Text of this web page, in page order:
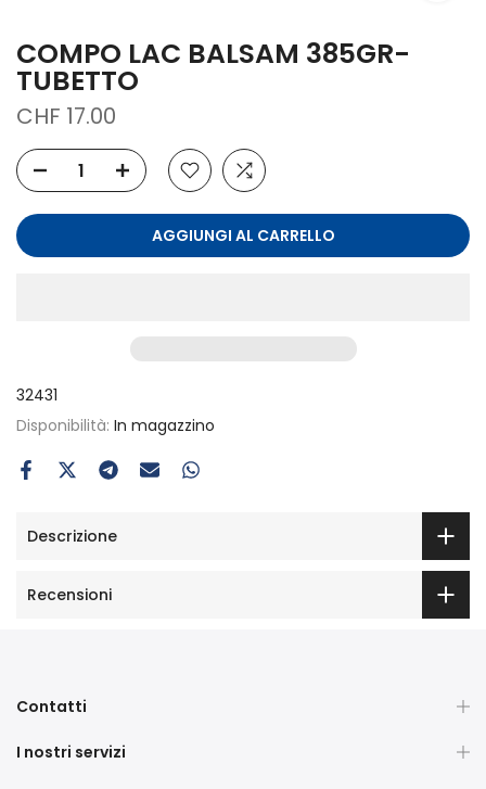
COMPO LAC BALSAM 385GR-
TUBETTO
CHF 17.00
AGGIUNGI AL CARRELLO
32431
Disponibilità: In magazzino
Descrizione
Recensioni
Contatti
I nostri servizi